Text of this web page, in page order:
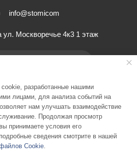
info@stomicom
ул. Москворечье 4к3 1 этаж
магазин стоматологического
и запчастей
разработанные нашими
лицами, для анализа событий на
нам улучшать взаимодействие
Продолжая просмотр
принимаете условия его
сведения смотрите в нашей
Cookie.